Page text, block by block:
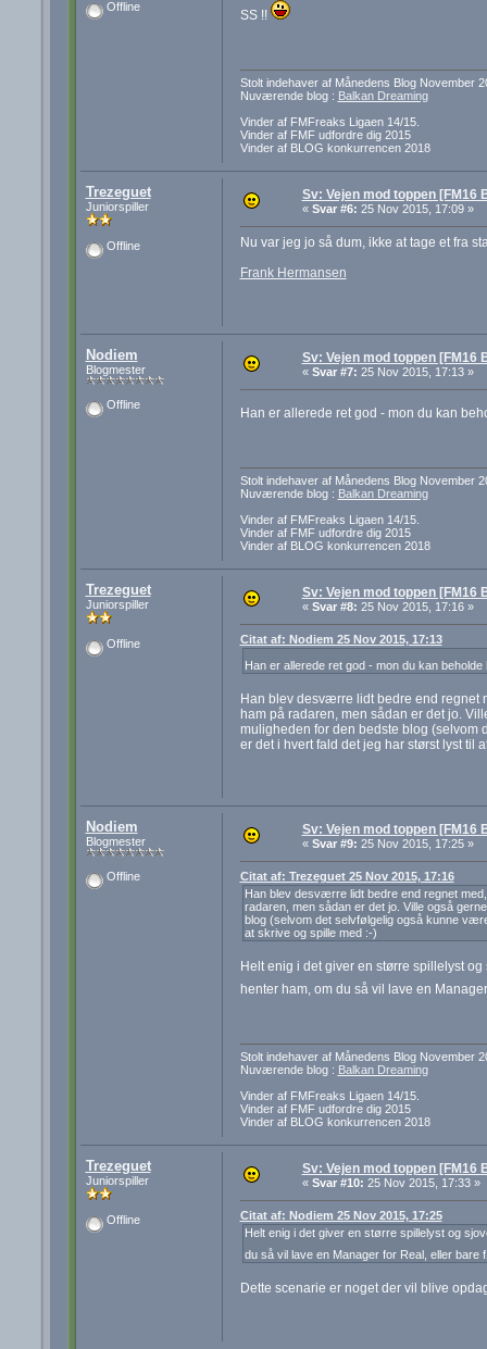
Offline
SS !!
Stolt indehaver af Månedens Blog November
Nuværende blog : Balkan Dreaming
Vinder af FMFreaks Ligaen 14/15.
Vinder af FMF udfordre dig 2015
Vinder af BLOG konkurrencen 2018
Trezeguet
Juniorspiller
Offline
Sv: Vejen mod toppen [FM16
« Svar #6: 25 Nov 2015, 17:09 »
Nu var jeg jo så dum, ikke at tage et fra
Frank Hermansen
Nodiem
Blogmester
Offline
Sv: Vejen mod toppen [FM16
« Svar #7: 25 Nov 2015, 17:13 »
Han er allerede ret god - mon du kan
Stolt indehaver af Månedens Blog November
Nuværende blog : Balkan Dreaming
Vinder af FMFreaks Ligaen 14/15.
Vinder af FMF udfordre dig 2015
Vinder af BLOG konkurrencen 2018
Trezeguet
Juniorspiller
Offline
Sv: Vejen mod toppen [FM16
« Svar #8: 25 Nov 2015, 17:16 »
Citat af: Nodiem 25 Nov 2015, 17:13
Han er allerede ret god - mon du kan
Han blev desværre lidt bedre end regnet
ham på radaren, men sådan er det jo.
muligheden for den bedste blog
er det i hvert fald det jeg har størst lyst til
Nodiem
Blogmester
Offline
Sv: Vejen mod toppen [FM16
« Svar #9: 25 Nov 2015, 17:25 »
Citat af: Trezeguet 25 Nov 2015, 17:16
Han blev desværre lidt bedre end regnet
radaren, men sådan er det jo. Ville også
blog (selvom det selvfølgelig også kunne
at skrive og spille med :-)
Helt enig i det giver en større spillelyst
henter ham, om du så vil lave en
Stolt indehaver af Månedens Blog November
Nuværende blog : Balkan Dreaming
Vinder af FMFreaks Ligaen 14/15.
Vinder af FMF udfordre dig 2015
Vinder af BLOG konkurrencen 2018
Trezeguet
Juniorspiller
Offline
Sv: Vejen mod toppen [FM16
« Svar #10: 25 Nov 2015, 17:33 »
Citat af: Nodiem 25 Nov 2015, 17:25
Helt enig i det giver en større spillelyst og
du så vil lave en Manager for Real, eller
Dette scenarie er noget der vil blive